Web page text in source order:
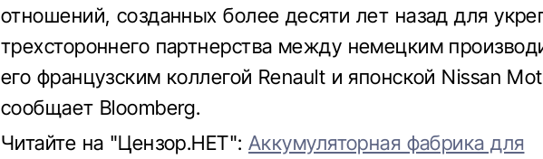
отношений, созданных более десяти лет назад для
трехстороннего партнерства между немецким
его французским коллегой Renault и японской Nissan
сообщает Bloomberg.
Читайте на "Цензор.НЕТ":Аккумуляторная фабрика для